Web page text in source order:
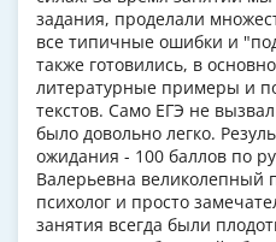
задания, проделали
все типичные ошибки и
также готовились, в
литературные примеры и
текстов. Само ЕГЭ не
было довольно легко.
ожидания - 100 баллов по
Валерьевна великолепный
психолог и просто
занятия всегда были